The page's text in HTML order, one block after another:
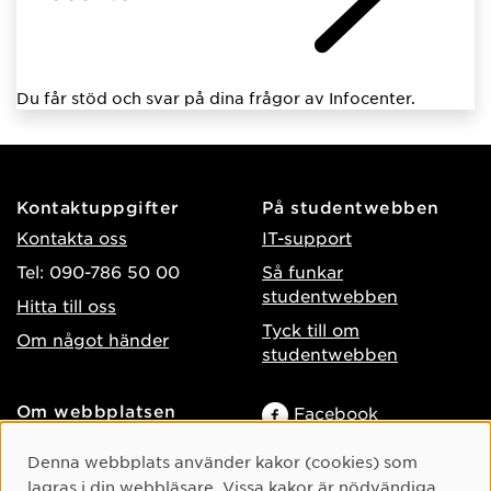
Du får stöd och svar på dina frågor av Infocenter.
Kontaktuppgifter
Kontakta oss
Tel: 090-786 50 00
Hitta till oss
Om något händer
På studentwebben
IT-support
Så funkar
studentwebben
Tyck till om
studentwebben
Om webbplatsen
Behandling av
Facebook
Cookie-samtycke
Denna webbplats använder kakor (cookies) som
lagras i din webbläsare. Vissa kakor är nödvändiga